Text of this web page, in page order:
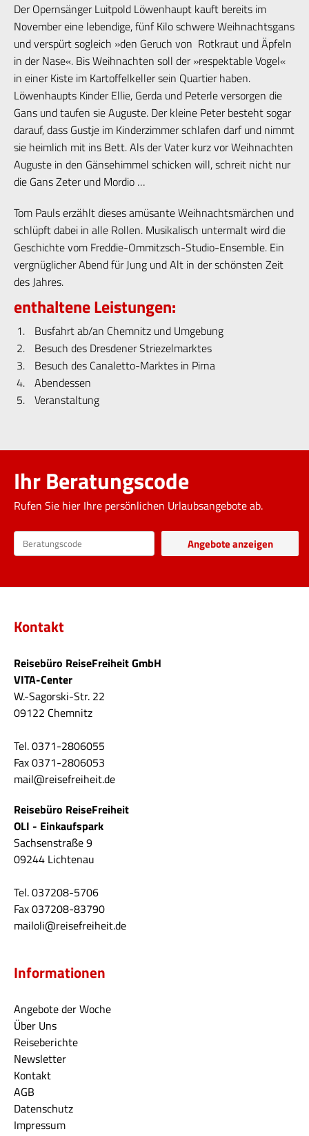
Der Opernsänger Luitpold Löwenhaupt kauft bereits im
November eine lebendige, fünf Kilo schwere Weihnachtsgans
und verspürt sogleich »den Geruch von Rotkraut und Äpfeln
in der Nase«. Bis Weihnachten soll der »respektable Vogel«
in einer Kiste im Kartoffelkeller sein Quartier haben.
Löwenhaupts Kinder Ellie, Gerda und Peterle versorgen die
Gans und taufen sie Auguste. Der kleine Peter besteht sogar
darauf, dass Gustje im Kinderzimmer schlafen darf und nimmt
sie heimlich mit ins Bett. Als der Vater kurz vor Weihnachten
Auguste in den Gänsehimmel schicken will, schreit nicht nur
die Gans Zeter und Mordio …
Tom Pauls erzählt dieses amüsante Weihnachtsmärchen und
schlüpft dabei in alle Rollen. Musikalisch untermalt wird die
Geschichte vom Freddie-Ommitzsch-Studio-Ensemble. Ein
vergnüglicher Abend für Jung und Alt in der schönsten Zeit
des Jahres.
enthaltene Leistungen:
Busfahrt ab/an Chemnitz und Umgebung
Besuch des Dresdener Striezelmarktes
Besuch des Canaletto-Marktes in Pirna
Abendessen
Veranstaltung
Ihr Beratungscode
Rufen Sie hier Ihre persönlichen Urlaubsangebote ab.
Kontakt
Reisebüro ReiseFreiheit GmbH
VITA-Center
W.-Sagorski-Str. 22
09122 Chemnitz
Tel. 0371-2806055
Fax 0371-2806053
mail@reisefreiheit.de
Reisebüro ReiseFreiheit
OLI - Einkaufspark
Sachsenstraße 9
09244 Lichtenau
Tel. 037208-5706
Fax 037208-83790
mailoli@reisefreiheit.de
Informationen
Angebote der Woche
Über Uns
Reiseberichte
Newsletter
Kontakt
AGB
Datenschutz
Impressum